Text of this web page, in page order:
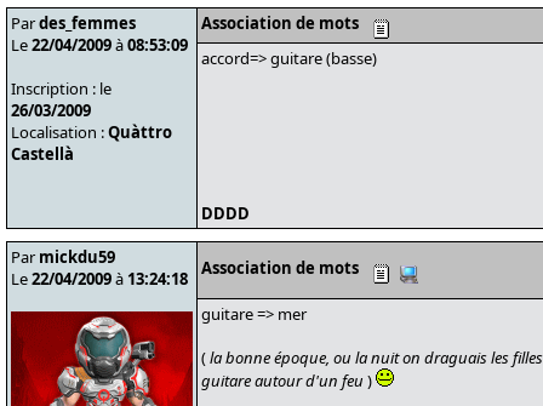
Pardes_femmes
Le22/04/2009à08:53:09
Inscription : le
26/03/2009
Localisation :Quàttro
Castellà
Association de mots
accord=> guitare (basse)
DDDD
Par mickdu59
Le22/04/2009à 13:24:18 Association de mots
guitare => mer
(la bonne époque, ou la nuit on draguais les
guitare autour d'un feu )